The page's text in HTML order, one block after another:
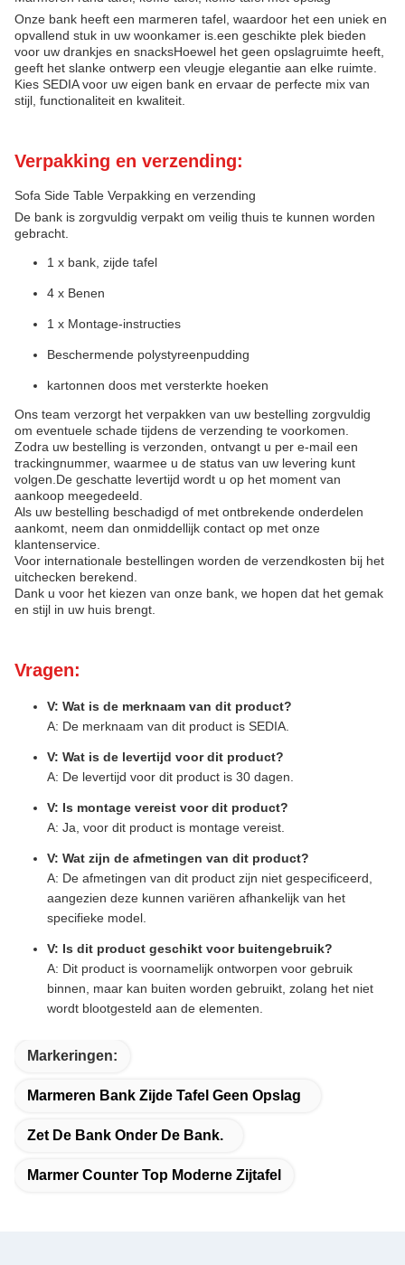
Onze bank heeft een marmeren tafel, waardoor het een uniek en
opvallend stuk in uw woonkamer is.een geschikte plek bieden
voor uw drankjes en snacksHoewel het geen opslagruimte heeft,
geeft het slanke ontwerp een vleugje elegantie aan elke ruimte.
Kies SEDIA voor uw eigen bank en ervaar de perfecte mix van
stijl, functionaliteit en kwaliteit.
Verpakking en verzending:
Sofa Side Table Verpakking en verzending
De bank is zorgvuldig verpakt om veilig thuis te kunnen worden
gebracht.
1 x bank, zijde tafel
4 x Benen
1 x Montage-instructies
Beschermende polystyreenpudding
kartonnen doos met versterkte hoeken
Ons team verzorgt het verpakken van uw bestelling zorgvuldig
om eventuele schade tijdens de verzending te voorkomen.
Zodra uw bestelling is verzonden, ontvangt u per e-mail een
trackingnummer, waarmee u de status van uw levering kunt
volgen.De geschatte levertijd wordt u op het moment van
aankoop meegedeeld.
Als uw bestelling beschadigd of met ontbrekende onderdelen
aankomt, neem dan onmiddellijk contact op met onze
klantenservice.
Voor internationale bestellingen worden de verzendkosten bij het
uitchecken berekend.
Dank u voor het kiezen van onze bank, we hopen dat het gemak
en stijl in uw huis brengt.
Vragen:
V: Wat is de merknaam van dit product?
A: De merknaam van dit product is SEDIA.
V: Wat is de levertijd voor dit product?
A: De levertijd voor dit product is 30 dagen.
V: Is montage vereist voor dit product?
A: Ja, voor dit product is montage vereist.
V: Wat zijn de afmetingen van dit product?
A: De afmetingen van dit product zijn niet gespecificeerd,
aangezien deze kunnen variëren afhankelijk van het
specifieke model.
V: Is dit product geschikt voor buitengebruik?
A: Dit product is voornamelijk ontworpen voor gebruik
binnen, maar kan buiten worden gebruikt, zolang het niet
wordt blootgesteld aan de elementen.
Markeringen:
Marmeren Bank Zijde Tafel Geen Opslag
Zet De Bank Onder De Bank.
Marmer Counter Top Moderne Zijtafel